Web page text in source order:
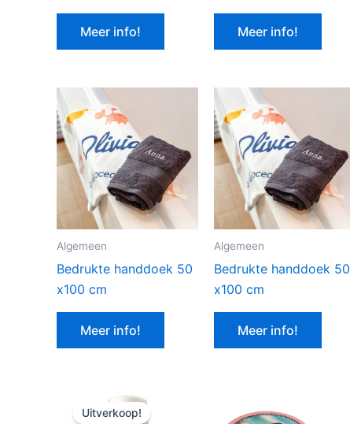
Meer info! Meer info!
Algemeen
Bedrukte handdoek 50
x100 cm
Meer info!
Algemeen
Bedrukte handdoek 50
x100 cm
Meer info!
Uitverkoop!